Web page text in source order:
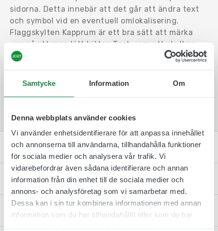
Samtycke Information Om
Denna webbplats använder cookies
Vi använder enhetsidentifierare för att anpassa innehållet
och annonserna till användarna, tillhandahålla funktioner
för sociala medier och analysera vår trafik. Vi
vidarebefordrar även sådana identifierare och annan
information från din enhet till de sociala medier och
annons- och analysföretag som vi samarbetar med.
Dessa kan i sin tur kombinera informationen med annan
information som du har tillhandahållit eller som de har
sidorna. Detta innebär att det går att ändra text
och symbol vid en eventuell omlokalisering.
Flaggskylten Kapprum är ett bra sätt att märka
upp så att man lätt hittar. Tack vara att skylten
har formen av en flagga och sticker ut från
Flaggskylten är lätt att montera upp. Med hjälp av
dubbelhäftande tejp, skruv och plugg så sitter
Specifikation
Monteringsinstruktion
Kontakta oss